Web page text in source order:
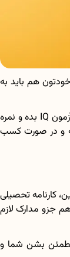
هم باید به
بعد از تایید آموزش و پرورش، فرزند شما اگه در مقطع دبستانی یا راهنمایی درس بخونه، باید آزمون IQ بده و نمره
کنه و در صورت کسب
کارنامه تحصیلی
جزو مدارک لازم
مطمئن بشن شما و